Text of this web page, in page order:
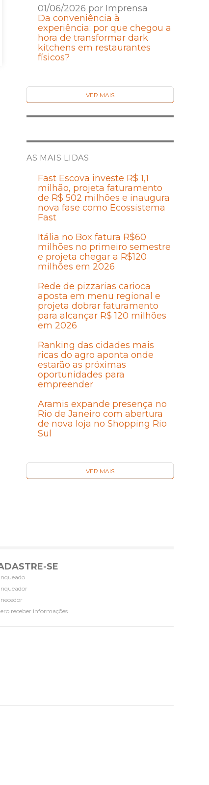
01/06/2026 por Imprensa
Da conveniência à
experiência: por que chegou a
hora de transformar dark
kitchens em restaurantes
físicos?
VER MAIS
AS MAIS LIDAS
Fast Escova investe R$ 1,1
milhão, projeta faturamento
de R$ 502 milhões e inaugura
nova fase como Ecossistema
Fast
Itália no Box fatura R$60
milhões no primeiro semestre
e projeta chegar a R$120
milhões em 2026
Rede de pizzarias carioca
aposta em menu regional e
projeta dobrar faturamento
para alcançar R$ 120 milhões
em 2026
Ranking das cidades mais
ricas do agro aponta onde
estarão as próximas
oportunidades para
empreender
Aramis expande presença no
Rio de Janeiro com abertura
de nova loja no Shopping Rio
Sul
VER MAIS
SE
receber informações